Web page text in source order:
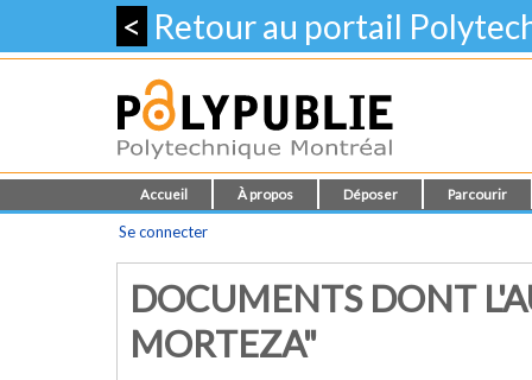
< Retour au portail
Accueil À propos Déposer Parcourir
Se connecter
DOCUMENTS DONT
MORTEZA"